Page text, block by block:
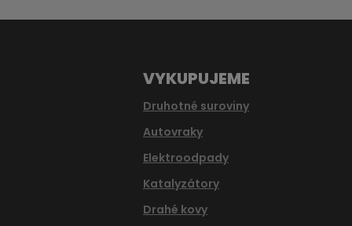
VYKUPUJEME
Druhotné suroviny
Autovraky
Elektroodpady
Katalyzátory
Drahé kovy